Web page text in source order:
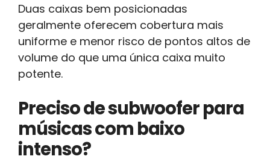
Duas caixas bem posicionadas
geralmente oferecem cobertura mais
uniforme e menor risco de pontos altos de
volume do que uma única caixa muito
potente.
Preciso de subwoofer para
músicas com baixo
intenso?